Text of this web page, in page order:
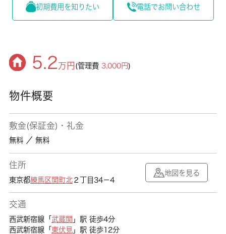
初期費用を知りたい 電話でお問い合わせ
5.2万円 (管理費3,000円)
物件概要
敷金(保証金)・礼金
無料 ／ 無料
住所
東京都練馬区 関町北２丁目34－4
地図を見る
交通
西武新宿線「 武蔵関 」駅 徒歩4分
西武新宿線「 東伏見 」駅 徒歩12分